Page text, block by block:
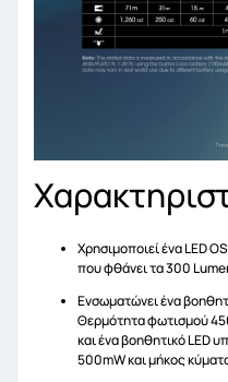
Χρησιμοποιεί ένα LED
που φθάνει τα 300
Ενσωματώνει ένα
Θερμότητα φωτισμού
και ένα βοηθητικό LED
500mW και μήκος